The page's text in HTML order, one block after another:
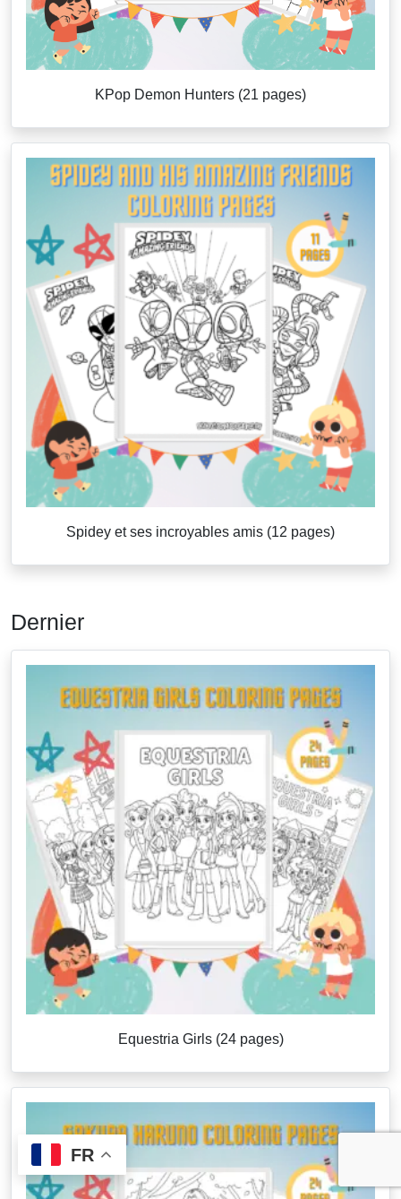
KPop Demon Hunters (21 pages)
Spidey et ses incroyables amis (12 pages)
Dernier
Equestria Girls (24 pages)
FR